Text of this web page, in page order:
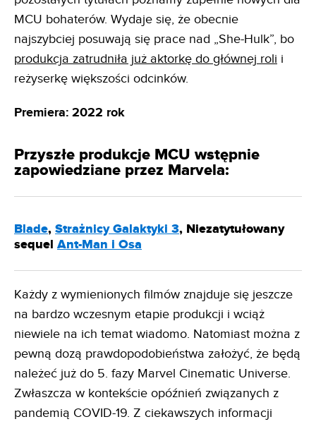
MCU bohaterów. Wydaje się, że obecnie
najszybciej posuwają się prace nad „She-Hulk”, bo
produkcja zatrudniła już aktorkę do głównej roli i
reżyserkę większości odcinków.
Premiera: 2022 rok
Przyszłe produkcje MCU wstępnie
zapowiedziane przez Marvela:
Blade, Strażnicy Galaktyki 3, Niezatytułowany
sequel Ant-Man i Osa
Każdy z wymienionych filmów znajduje się jeszcze
na bardzo wczesnym etapie produkcji i wciąż
niewiele na ich temat wiadomo. Natomiast można z
pewną dozą prawdopodobieństwa założyć, że będą
należeć już do 5. fazy Marvel Cinematic Universe.
Zwłaszcza w kontekście opóźnień związanych z
pandemią COVID-19. Z ciekawszych informacji